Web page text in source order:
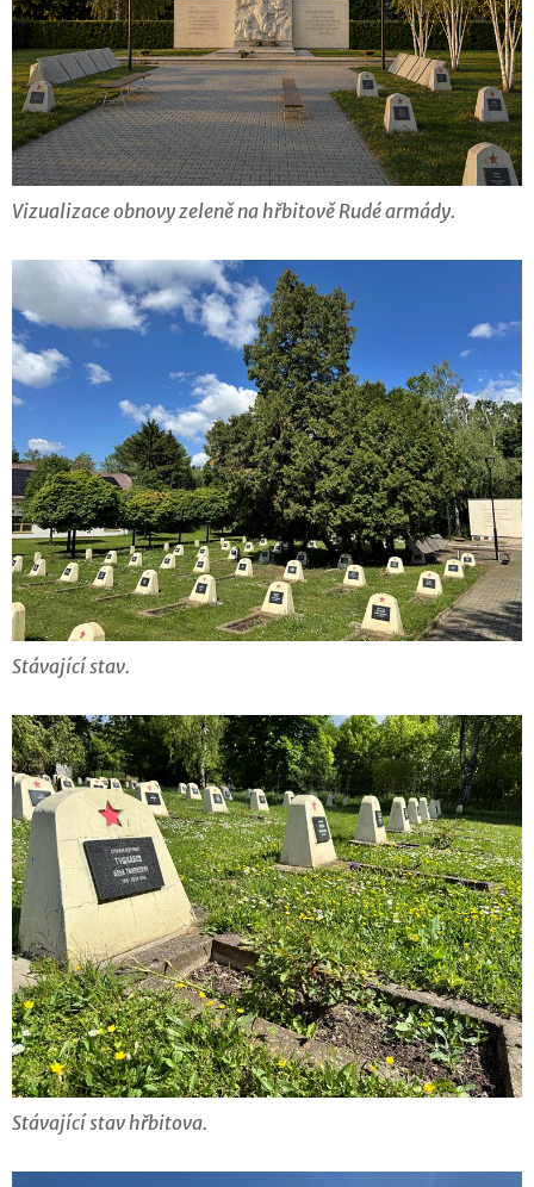
Vizualizace obnovy zeleně na hřbitově Rudé armády.
Stávající stav.
Stávající stav hřbitova.